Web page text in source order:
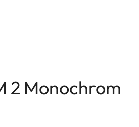
2 Monochrom